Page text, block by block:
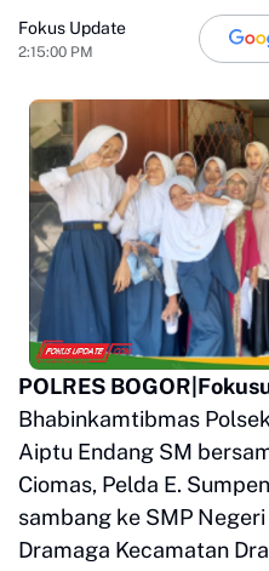
Fokus Update
2:15:00 PM
POLRES
Bhabinkamtibmas
Aiptu Endang SM
Ciomas, Pelda E.
sambang ke SMP
Dramaga Kecamatan